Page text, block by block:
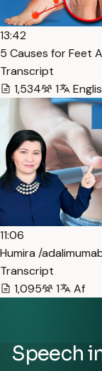
13:42
5 Causes for Feet
Transcript
1,534
1
11:06
Humira /
Transcript
1,095
1 Af
Speech